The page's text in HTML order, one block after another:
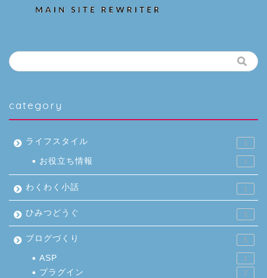
category
ライフスタイル 1
お役立ち情報 1
わくわく小話 1
ひみつどうぐ 2
ブログづくり 5
ASP 1
プラグイン 2